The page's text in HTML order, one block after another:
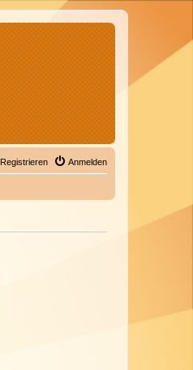
Anmelden
Registrieren